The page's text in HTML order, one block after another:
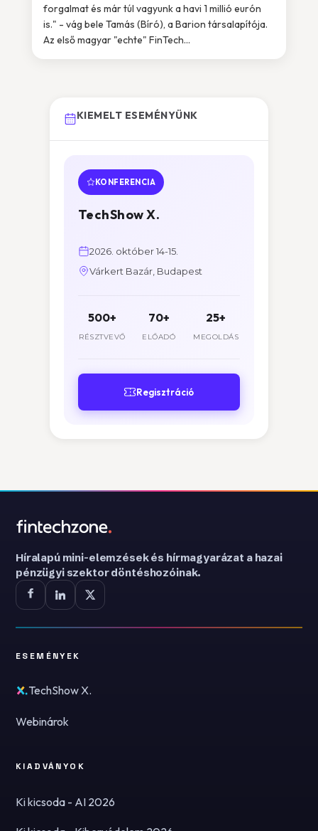
forgalmat és már túl vagyunk a havi 1 millió eurón
is." - vág bele Tamás (Bíró), a Barion társalapítója.
Az első magyar "echte" FinTech...
KIEMELT ESEMÉNYÜNK
KONFERENCIA
TechShow X.
2026. október 14-15.
Várkert Bazár, Budapest
500+
RÉSZTVEVŐ
70+
ELŐADÓ
25+
MEGOLDÁS
Regisztráció
Híralapú mini-elemzések és hírmagyarázat a hazai
pénzügyi szektor döntéshozóinak.
ESEMÉNYEK
TechShow X.
Webinárok
KIADVÁNYOK
Ki kicsoda - AI 2026